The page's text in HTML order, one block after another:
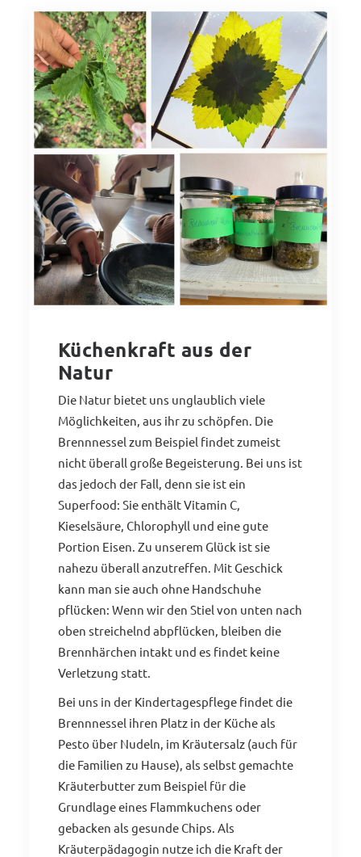
Küchenkraft aus der
Natur
Die Natur bietet uns unglaublich viele
Möglichkeiten, aus ihr zu schöpfen. Die
Brennnessel zum Beispiel findet zumeist
nicht überall große Begeisterung. Bei uns ist
das jedoch der Fall, denn sie ist ein
Superfood: Sie enthält Vitamin C,
Kieselsäure, Chlorophyll und eine gute
Portion Eisen. Zu unserem Glück ist sie
nahezu überall anzutreffen. Mit Geschick
kann man sie auch ohne Handschuhe
pflücken: Wenn wir den Stiel von unten nach
oben streichelnd abpflücken, bleiben die
Brennhärchen intakt und es findet keine
Verletzung statt.
Bei uns in der Kindertagespflege findet die
Brennnessel ihren Platz in der Küche als
Pesto über Nudeln, im Kräutersalz (auch für
die Familien zu Hause), als selbst gemachte
Kräuterbutter zum Beispiel für die
Grundlage eines Flammkuchens oder
gebacken als gesunde Chips. Als
Kräuterpädagogin nutze ich die Kraft der